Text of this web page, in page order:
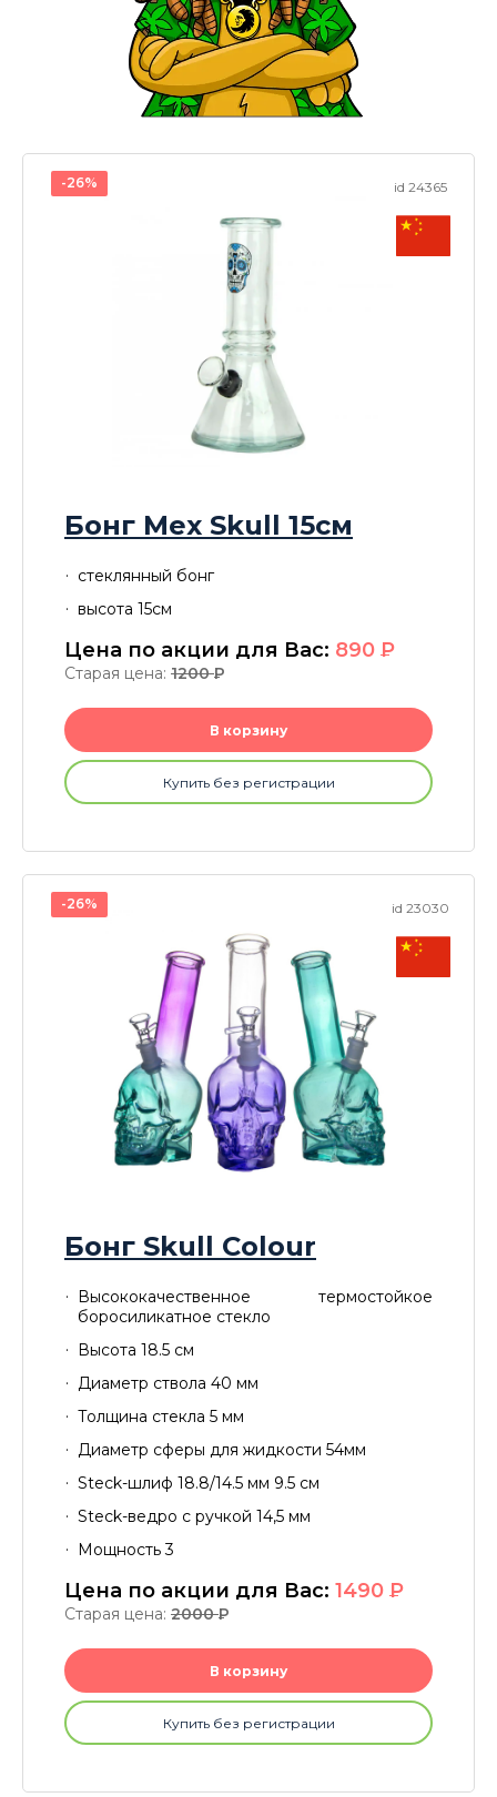
id 24365
-26%
Бонг Mex Skull 15см
стеклянный бонг
высота 15см
Цена по акции для Вас: 890 P
Старая цена: 1200P
В корзину
Купить без регистрации
id 23030
-26%
Бонг Skull Colour
Высококачественное термостойкое
боросиликатное стекло
Высота 18.5 см
Диаметр ствола 40 мм
Толщина стекла 5 мм
Диаметр сферы для жидкости 54мм
Steck-шлиф 18.8/14.5 мм 9.5 см
Steck-ведро с ручкой 14,5 мм
Мощность 3
Цена по акции для Вас: 1490 P
Старая цена: 2000P
В корзину
Купить без регистрации